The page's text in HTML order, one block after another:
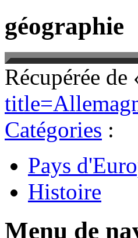
géographie
Récupérée de
Catégories :
Pays
Histoire
Menu de